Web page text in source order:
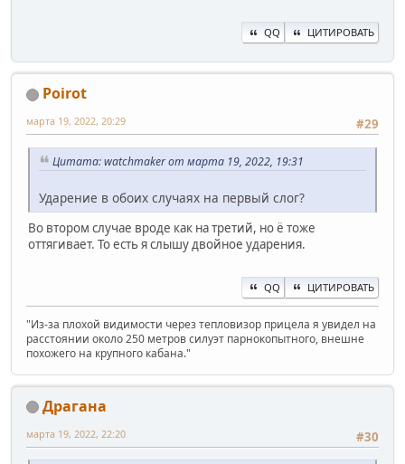
QQ ЦИТИРОВАТЬ
Poirot
#29
марта 19, 2022, 20:29
Цитата: watchmaker от марта 19, 2022, 19:31
Ударение в обоих случаях на первый слог?
Во втором случае вроде как на третий, но ё тоже
оттягивает. То есть я слышу двойное ударения.
QQ ЦИТИРОВАТЬ
"Из-за плохой видимости через тепловизор прицела я увидел на
расстоянии около 250 метров силуэт парнокопытного, внешне
похожего на крупного кабана."
Драгана
#30
марта 19, 2022, 22:20